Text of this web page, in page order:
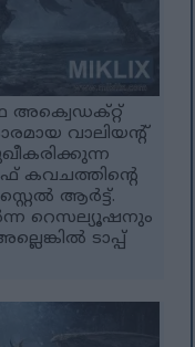
അക്വെഡക്റ്റ്
വാലിയന്റ്
കവചത്തിന്റെ
ആർട്ട്.
റെസല്യൂഷനും
ടാപ്പ്